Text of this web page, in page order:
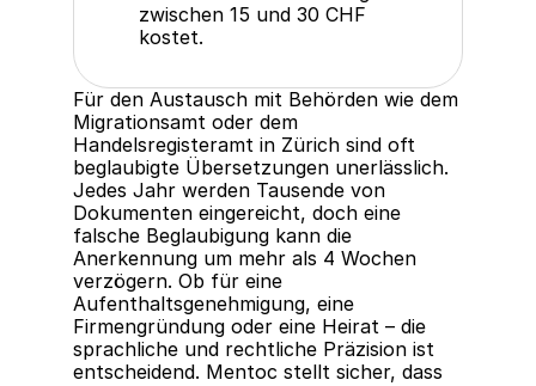
zwischen 15 und 30 CHF
kostet.
Für den Austausch mit Behörden wie dem
Migrationsamt oder dem
Handelsregisteramt in Zürich sind oft
beglaubigte Übersetzungen unerlässlich.
Jedes Jahr werden Tausende von
Dokumenten eingereicht, doch eine
falsche Beglaubigung kann die
Anerkennung um mehr als 4 Wochen
verzögern. Ob für eine
Aufenthaltsgenehmigung, eine
Firmengründung oder eine Heirat – die
sprachliche und rechtliche Präzision ist
entscheidend. Mentoc stellt sicher, dass